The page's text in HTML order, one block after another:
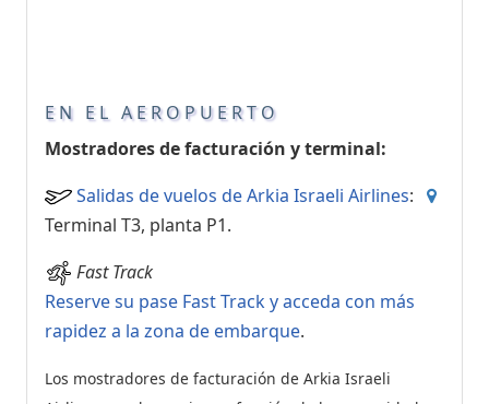
EN EL AEROPUERTO
Mostradores de facturación y terminal:
Salidas de vuelos de Arkia Israeli Airlines:
Terminal T3, planta P1.
Fast Track
Reserve su pase Fast Track y acceda con más
rapidez a la zona de embarque.
Los mostradores de facturación de Arkia Israeli